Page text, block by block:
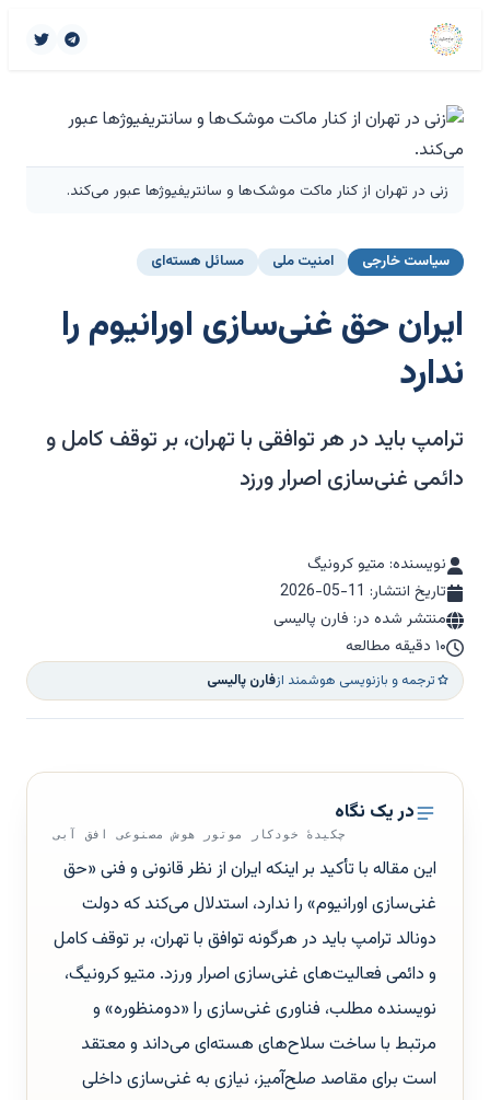
زنی در تهران از کنار ماکت موشک‌ها و سانتریفیوژها عبور می‌کند.
سیاست خارجی امنیت ملی مسائل هسته‌ای
ایران حق غنی‌سازی اورانیوم را
ندارد
ترامپ باید در هر توافقی با تهران، بر توقف کامل و
دائمی غنی‌سازی اصرار ورزد
نویسنده: متیو کرونیگ
تاریخ انتشار: 2026-05-11
منتشر شده در: فارن پالیسی
۱۰ دقیقه مطالعه
ترجمه و بازنویسی هوشمند ازفارن پالیسی
در یک نگاه
چکیدهٔ خودکار موتور هوش مصنوعی افق آبی
این مقاله با تأکید بر اینکه ایران از نظر قانونی و فنی «حق
غنی‌سازی اورانیوم» را ندارد، استدلال می‌کند که دولت
دونالد ترامپ باید در هرگونه توافق با تهران، بر توقف کامل
و دائمی فعالیت‌های غنی‌سازی اصرار ورزد. متیو کرونیگ،
نویسنده مطلب، فناوری غنی‌سازی را «دومنظوره» و
مرتبط با ساخت سلاح‌های هسته‌ای می‌داند و معتقد
است برای مقاصد صلح‌آمیز، نیازی به غنی‌سازی داخلی